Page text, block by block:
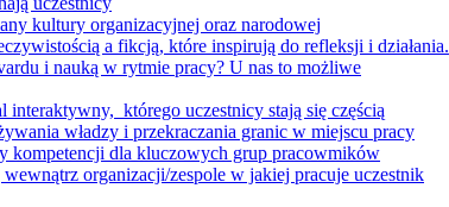
kultury organizacyjnej oraz narodowej
a fikcją, które inspirują do refleksji i działania.
i nauką w rytmie pracy? U nas to możliwe
którego uczestnicy stają się częścią
władzy i przekraczania granic w miejscu pracy
kompetencji dla kluczowych grup pracowmików
organizacji/zespole w jakiej pracuje uczestnik